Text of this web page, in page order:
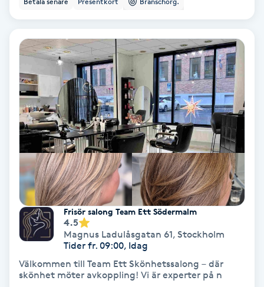
Babylights
Balayage
Bambumassage
Barber
Barnklippning
BIAB
Frisör salong Team Ett Södermalm
4.5
Magnus Ladulåsgatan 61, Stockholm
Tider fr. 09:00, Idag
Välkommen till Team Ett Skönhetssalong – där
skönhet möter avkoppling! Vi är experter på n